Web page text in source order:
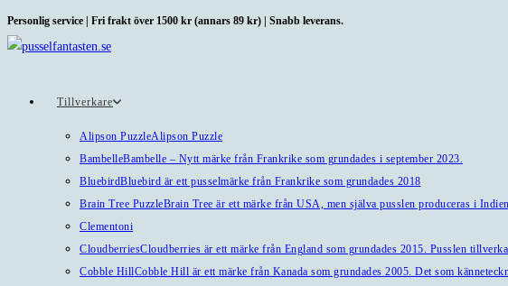
Hoppa
till
Personlig service | Fri frakt över 1500 kr (annars 89 kr) | Snabb leverans.
Tillverkare
Alipson PuzzleAlipson Puzzle
BambelleBambelle – Nytt märke från Frankrike som grundades i september 2023.
BluebirdBluebird är ett pusselmärke från Frankrike som grundades 2018
Brain Tree PuzzleBrain Tree är ett märke från USA, men själva pusslen produceras i
Clementoni
CloudberriesCloudberries är ett märke från England som grundades 2015. Pusslen
Cobble HillCobble Hill är ett märke från Kanada som grundades 2005. Det som